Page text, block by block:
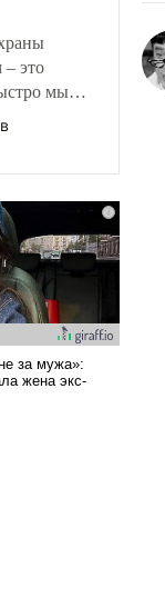
– это
мы